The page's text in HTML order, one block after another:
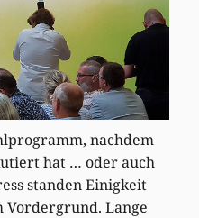
nachdem
hat … oder auch
standen Einigkeit
Lange